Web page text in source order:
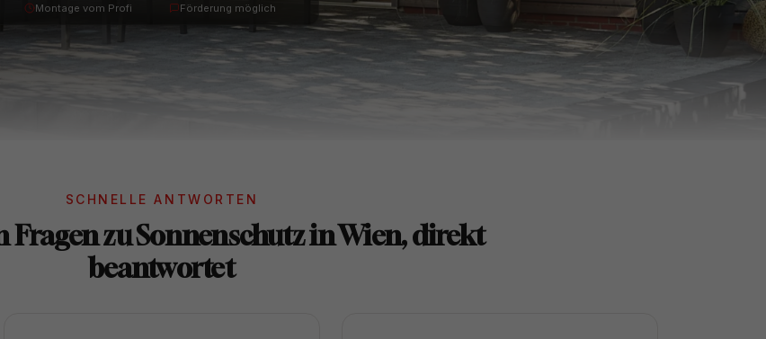
Montage vom Profi Förderung möglich
SCHNELLE ANTWORTEN
Fragen zu Sonnenschutz in Wien, direkt
beantwortet